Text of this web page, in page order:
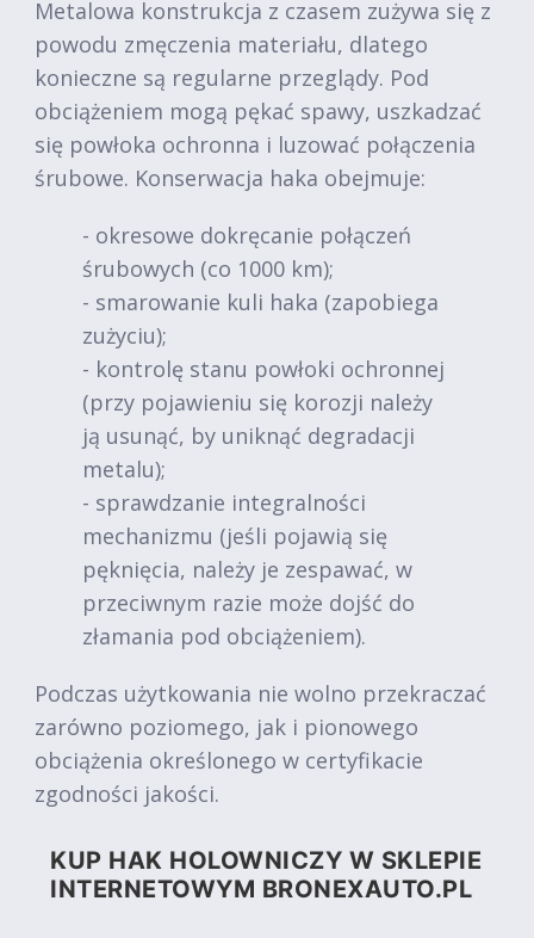
Metalowa konstrukcja z czasem zużywa się z
powodu zmęczenia materiału, dlatego
konieczne są regularne przeglądy. Pod
obciążeniem mogą pękać spawy, uszkadzać
się powłoka ochronna i luzować połączenia
śrubowe. Konserwacja haka obejmuje:
- okresowe dokręcanie połączeń
śrubowych (co 1000 km);
- smarowanie kuli haka (zapobiega
zużyciu);
- kontrolę stanu powłoki ochronnej
(przy pojawieniu się korozji należy
ją usunąć, by uniknąć degradacji
metalu);
- sprawdzanie integralności
mechanizmu (jeśli pojawią się
pęknięcia, należy je zespawać, w
przeciwnym razie może dojść do
złamania pod obciążeniem).
Podczas użytkowania nie wolno przekraczać
zarówno poziomego, jak i pionowego
obciążenia określonego w certyfikacie
zgodności jakości.
KUP HAK HOLOWNICZY W SKLEPIE
INTERNETOWYM BRONEXAUTO.PL